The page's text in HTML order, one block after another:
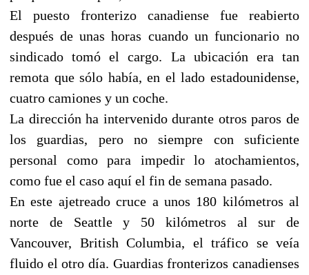
El puesto fronterizo canadiense fue reabierto
después de unas horas cuando un funcionario no
sindicado tomó el cargo. La ubicación era tan
remota que sólo había, en el lado estadounidense,
cuatro camiones y un coche.
La dirección ha intervenido durante otros paros de
los guardias, pero no siempre con suficiente
personal como para impedir lo atochamientos,
como fue el caso aquí el fin de semana pasado.
En este ajetreado cruce a unos 180 kilómetros al
norte de Seattle y 50 kilómetros al sur de
Vancouver, British Columbia, el tráfico se veía
fluido el otro día. Guardias fronterizos canadienses